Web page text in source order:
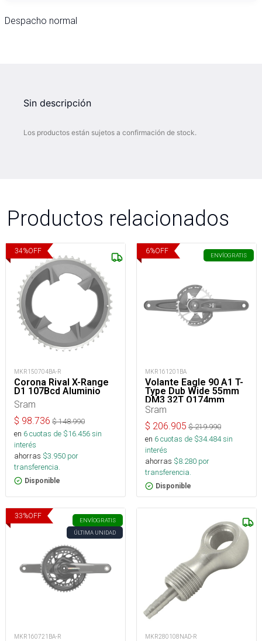
Despacho normal
Sin descripción
Los productos están sujetos a confirmación de stock.
Productos relacionados
34%OFF
MKR150704BA-R
Corona Rival X-Range
D1 107Bcd Aluminio
Sram
$ 98.736 $148.990
en 6cuotas de $16.456sin
interés
ahorras $3.950 por
transferencia.
Disponible
6%OFF
ENVÍOGRATIS
MKR161201BA
Volante Eagle 90 A1 T-
Type Dub Wide 55mm
DM3 32T Q174mm
Sram
$ 206.905 $219.990
en 6cuotas de $34.484sin
interés
ahorras $8.280 por
transferencia.
Disponible
33%OFF
ENVÍOGRATIS
ÚLTIMA UNIDAD
MKR160721BA-R MKR280108NAD-R